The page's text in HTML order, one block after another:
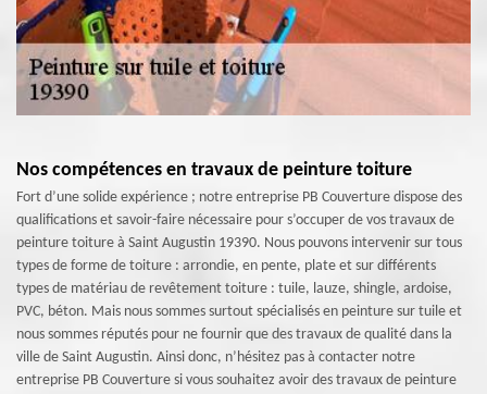
Nos compétences en travaux de peinture toiture
Fort d’une solide expérience ; notre entreprise PB Couverture dispose des
qualifications et savoir-faire nécessaire pour s’occuper de vos travaux de
peinture toiture à Saint Augustin 19390. Nous pouvons intervenir sur tous
types de forme de toiture : arrondie, en pente, plate et sur différents
types de matériau de revêtement toiture : tuile, lauze, shingle, ardoise,
PVC, béton. Mais nous sommes surtout spécialisés en peinture sur tuile et
nous sommes réputés pour ne fournir que des travaux de qualité dans la
ville de Saint Augustin. Ainsi donc, n’hésitez pas à contacter notre
entreprise PB Couverture si vous souhaitez avoir des travaux de peinture